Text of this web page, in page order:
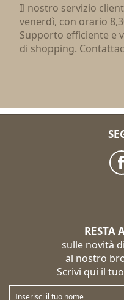
Il nostro servizio
venerdì, con orario
Supporto efficiente e
di shopping.
RESTA
sulle novità
al nostro
Scrivi qui il